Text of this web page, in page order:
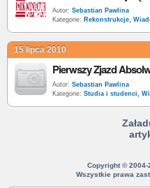
Autor: Sebastian Pawlina
Kategorie: Rekonstrukcje,
15 lipca 2010
Autor: Sebastian Pawlina
Kategorie: Studia i studenci,
Copyright ©
Wszystkie prawa